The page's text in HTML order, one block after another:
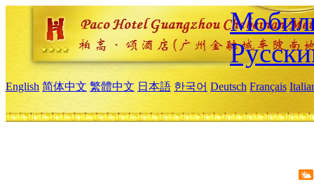
English 简体中文 繁體中文 日本語 한국어 Deutsch Français